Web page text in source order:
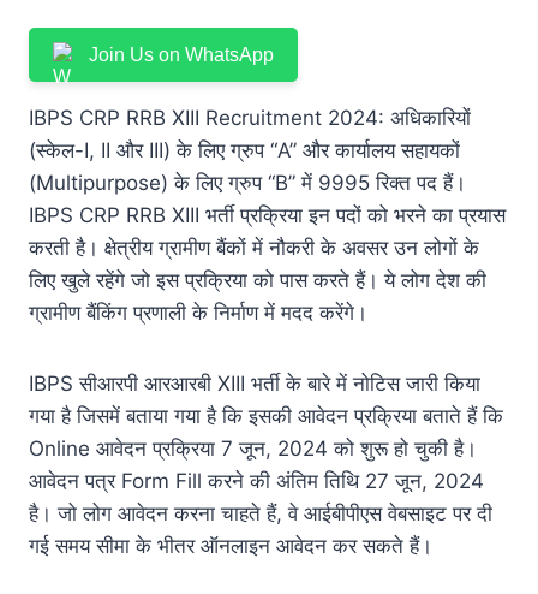
Join Us on WhatsApp
IBPS CRP RRB XIII Recruitment 2024: अधिकारियों
(स्केल-I, II और III) के लिए ग्रुप “A” और कार्यालय सहायकों
(Multipurpose) के लिए ग्रुप “B” में 9995 रिक्त पद हैं।
IBPS CRP RRB XIII भर्ती प्रक्रिया इन पदों को भरने का प्रयास
करती है। क्षेत्रीय ग्रामीण बैंकों में नौकरी के अवसर उन लोगों के
लिए खुले रहेंगे जो इस प्रक्रिया को पास करते हैं। ये लोग देश की
ग्रामीण बैंकिंग प्रणाली के निर्माण में मदद करेंगे।
IBPS सीआरपी आरआरबी XIII भर्ती के बारे में नोटिस जारी किया
गया है जिसमें बताया गया है कि इसकी आवेदन प्रक्रिया बताते हैं कि
Online आवेदन प्रक्रिया 7 जून, 2024 को शुरू हो चुकी है।
आवेदन पत्र Form Fill करने की अंतिम तिथि 27 जून, 2024
है। जो लोग आवेदन करना चाहते हैं, वे आईबीपीएस वेबसाइट पर दी
गई समय सीमा के भीतर ऑनलाइन आवेदन कर सकते हैं।